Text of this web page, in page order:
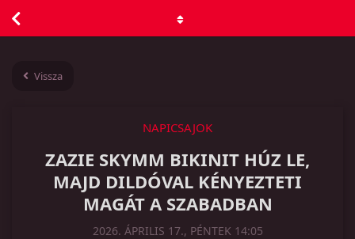
Vissza
NAPICSAJOK
ZAZIE SKYMM BIKINIT HÚZ LE,
MAJD DILDÓVAL KÉNYEZTETI
MAGÁT A SZABADBAN
2026. ÁPRILIS 17., PÉNTEK 14:05